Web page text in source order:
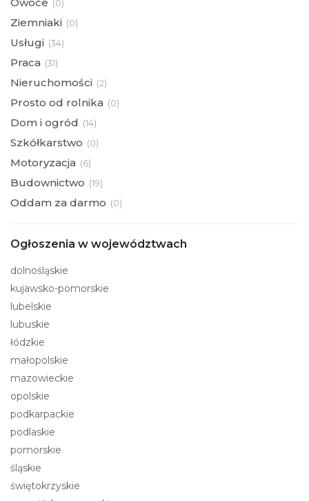
(0)
Ziemniaki (0)
Usługi (34)
Praca (31)
Nieruchomości (2)
Prosto od rolnika (0)
Dom i ogród (14)
Szkółkarstwo (0)
Motoryzacja (6)
Budownictwo (19)
Oddam za darmo (0)
Ogłoszenia w województwach
dolnośląskie
kujawsko-pomorskie
lubelskie
lubuskie
łódzkie
małopolskie
mazowieckie
opolskie
podkarpackie
podlaskie
pomorskie
śląskie
świętokrzyskie